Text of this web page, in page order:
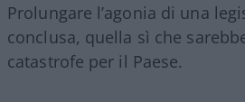
Prolungare l’agonia di una
conclusa, quella sì che
catastrofe per il Paese.